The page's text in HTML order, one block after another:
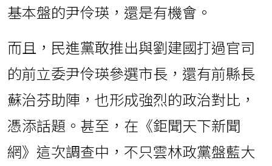
基本盤的尹伶瑛，還是有機會。
而且，民進黨敢推出與劉建國打過官司
的前立委尹伶瑛參選市長，還有前縣長
蘇治芬助陣，也形成強烈的政治對比，
憑添話題。甚至，在《鉅聞天下新聞
網》這次調查中，不只雲林政黨盤藍大